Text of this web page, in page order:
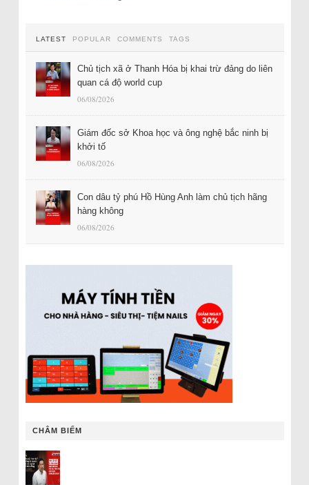
LATEST POPULAR COMMENTS TAGS
Chủ tịch xã ở Thanh Hóa bị khai trừ đảng do liên
quan cá độ world cup
06/08/2026
Giám đốc sở Khoa học và ông nghệ bắc ninh bị
khởi tố
06/08/2026
Con dâu tỷ phú Hồ Hùng Anh làm chủ tịch hãng
hàng không
06/08/2026
CHÂM BIẾM